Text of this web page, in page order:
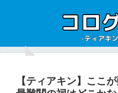
【ティアキン】ここ